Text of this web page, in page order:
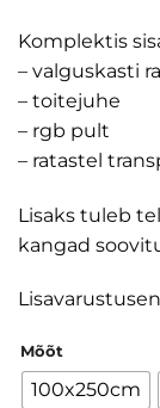
Komplektis
– valguskasti
– toitejuhe
– rgb pult
– ratastel
Lisaks tuleb
kangad
Mõõt
100x250cm